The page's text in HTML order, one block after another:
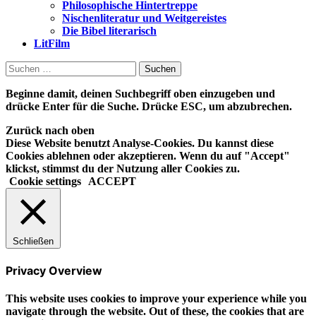
Philosophische Hintertreppe
Nischenliteratur und Weitgereistes
Die Bibel literarisch
LitFilm
Suchen
nach:
Beginne damit, deinen Suchbegriff oben einzugeben und
drücke Enter für die Suche. Drücke ESC, um abzubrechen.
Zurück nach oben
Diese Website benutzt Analyse-Cookies. Du kannst diese
Cookies ablehnen oder akzeptieren. Wenn du auf "Accept"
klickst, stimmst du der Nutzung aller Cookies zu.
Cookie settings
ACCEPT
Schließen
Privacy Overview
This website uses cookies to improve your experience while you
navigate through the website. Out of these, the cookies that are